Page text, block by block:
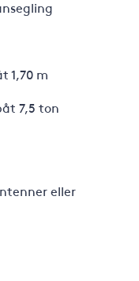
1,70 m
7,5 ton
eller